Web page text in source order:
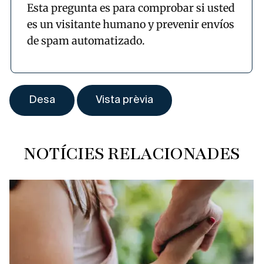
Esta pregunta es para comprobar si usted
es un visitante humano y prevenir envíos
de spam automatizado.
NOTÍCIES RELACIONADES